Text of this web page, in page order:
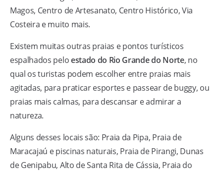
Magos, Centro de Artesanato, Centro Histórico, Via
Costeira e muito mais.
Existem muitas outras praias e pontos turísticos
espalhados peloestado do Rio Grande do Norte, no
qual os turistas podem escolher entre praias mais
agitadas, para praticar esportes e passear de buggy, ou
praias mais calmas, para descansar e admirar a
natureza.
Alguns desses locais são: Praia da Pipa, Praia de
Maracajaú e piscinas naturais, Praia de Pirangi, Dunas
de Genipabu, Alto de Santa Rita de Cássia, Praia do